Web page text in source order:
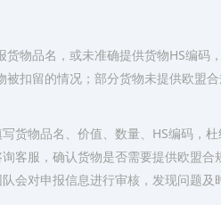
物品名，或未准确提供货物HS编码
扣留的情况；部分货物未提供欧盟
货物品名、价值、数量、HS编码，
服，确认货物是否需要提供欧盟合
对申报信息进行审核，发现问题及